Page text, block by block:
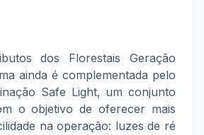
dos Florestais Geração
ainda é complementada pelo
Safe Light, um conjunto
o objetivo de oferecer mais
na operação: luzes de ré